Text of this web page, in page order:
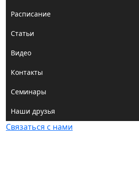
Расписание
Статьи
Видео
Контакты
Семинары
Наши друзья
Связаться с нами